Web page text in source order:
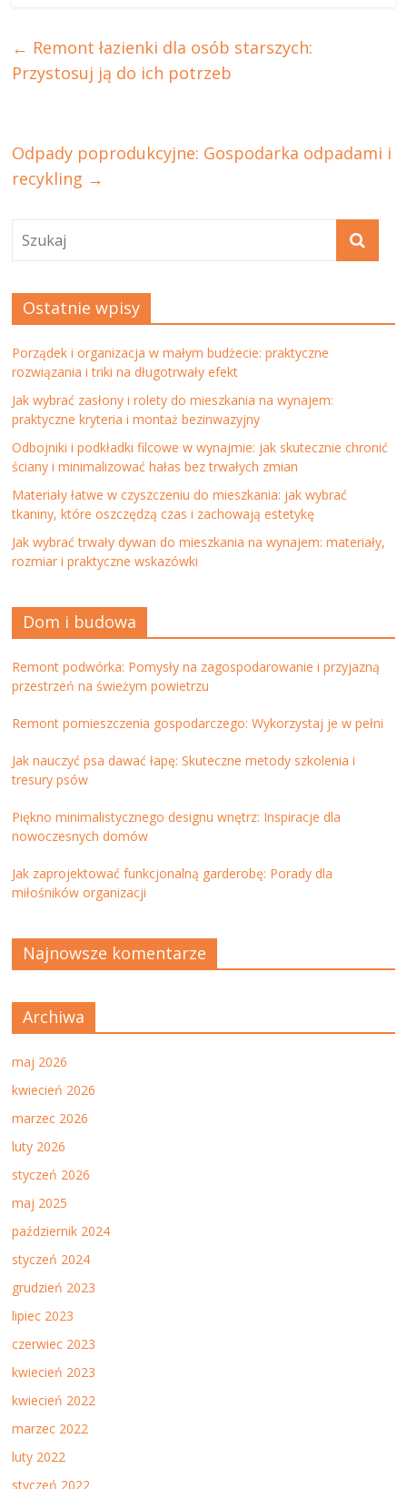
← Remont łazienki dla osób starszych:
Przystosuj ją do ich potrzeb
Odpady poprodukcyjne: Gospodarka odpadami i
recykling →
Ostatnie wpisy
Porządek i organizacja w małym budżecie: praktyczne
rozwiązania i triki na długotrwały efekt
Jak wybrać zasłony i rolety do mieszkania na wynajem:
praktyczne kryteria i montaż bezinwazyjny
Odbojniki i podkładki filcowe w wynajmie: jak skutecznie chronić
ściany i minimalizować hałas bez trwałych zmian
Materiały łatwe w czyszczeniu do mieszkania: jak wybrać
tkaniny, które oszczędzą czas i zachowają estetykę
Jak wybrać trwały dywan do mieszkania na wynajem: materiały,
rozmiar i praktyczne wskazówki
Dom i budowa
Remont podwórka: Pomysły na zagospodarowanie i przyjazną
przestrzeń na świeżym powietrzu
Remont pomieszczenia gospodarczego: Wykorzystaj je w pełni
Jak nauczyć psa dawać łapę: Skuteczne metody szkolenia i
tresury psów
Piękno minimalistycznego designu wnętrz: Inspiracje dla
nowoczesnych domów
Jak zaprojektować funkcjonalną garderobę: Porady dla
miłośników organizacji
Najnowsze komentarze
Archiwa
maj 2026
kwiecień 2026
marzec 2026
luty 2026
styczeń 2026
maj 2025
październik 2024
styczeń 2024
grudzień 2023
lipiec 2023
czerwiec 2023
kwiecień 2023
kwiecień 2022
marzec 2022
luty 2022
styczeń 2022